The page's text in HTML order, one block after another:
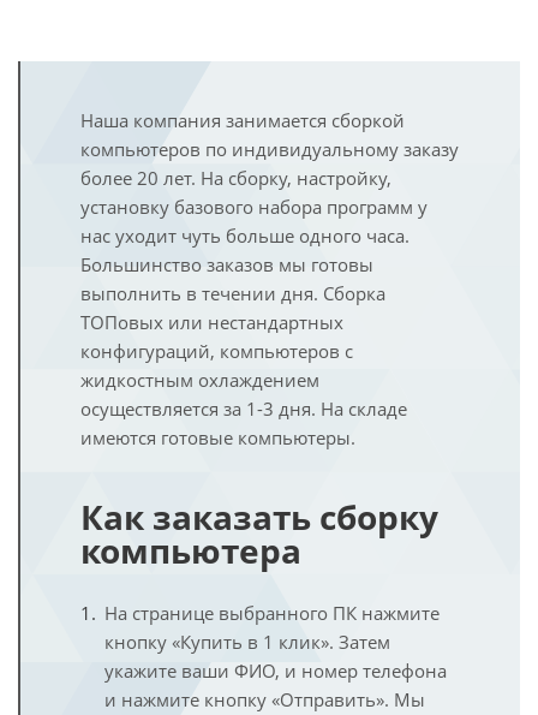
Наша компания занимается сборкой
компьютеров по индивидуальному заказу
более 20 лет. На сборку, настройку,
установку базового набора программ у
нас уходит чуть больше одного часа.
Большинство заказов мы готовы
выполнить в течении дня. Сборка
ТОПовых или нестандартных
конфигураций, компьютеров с
жидкостным охлаждением
осуществляется за 1-3 дня. На складе
имеются готовые компьютеры.
Как заказать сборку
компьютера
На странице выбранного ПК нажмите
кнопку «Купить в 1 клик». Затем
укажите ваши ФИО, и номер телефона
и нажмите кнопку «Отправить». Мы